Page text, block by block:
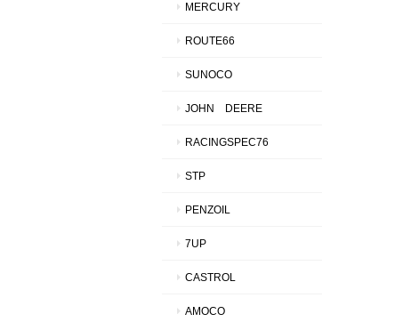
MERCURY
ROUTE66
SUNOCO
JOHN DEERE
RACINGSPEC76
STP
PENZOIL
7UP
CASTROL
AMOCO